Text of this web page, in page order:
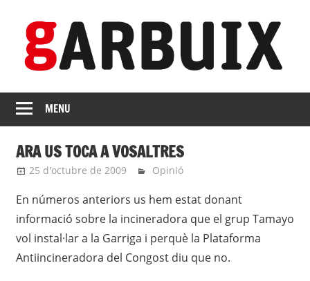
content
GARBUIX
Independent
de
Franqueses
MENU
ARA US TOCA A VOSALTRES
25 d'octubre de 2009 roger
Opinió
En números anteriors us hem estat donant
informació sobre la incineradora que el grup Tamayo
vol instal·lar a la Garriga i perquè la Plataforma
Antiincineradora del Congost diu que no.